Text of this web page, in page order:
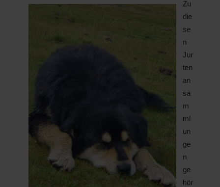
Zu
die
se
n
Jur
ten
an
sa
m
ml
un
ge
n
ge
hör